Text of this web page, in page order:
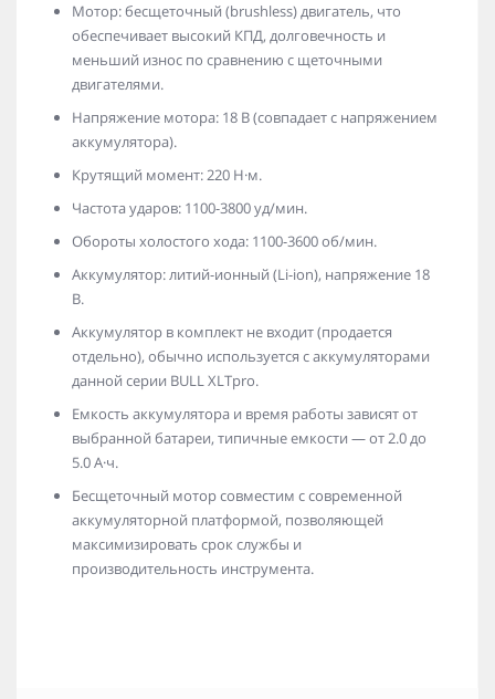
Мотор: бесщеточный (brushless) двигатель, что
обеспечивает высокий КПД, долговечность и
меньший износ по сравнению с щеточными
двигателями.
Напряжение мотора: 18 В (совпадает с напряжением
аккумулятора).
Крутящий момент: 220 Н·м.
Частота ударов: 1100-3800 уд/мин.
Обороты холостого хода: 1100-3600 об/мин.
Аккумулятор: литий-ионный (Li-ion), напряжение 18
В.
Аккумулятор в комплект не входит (продается
отдельно), обычно используется с аккумуляторами
данной серии BULL XLTpro.
Емкость аккумулятора и время работы зависят от
выбранной батареи, типичные емкости — от 2.0 до
5.0 А·ч.
Бесщеточный мотор совместим с современной
аккумуляторной платформой, позволяющей
максимизировать срок службы и
производительность инструмента.